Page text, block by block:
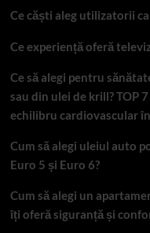
Ce căști aleg utilizatorii
Ce experiență oferă
Ce să alegi pentru
sau din ulei de krill? TOP
echilibru cardiovascular
Cum să alegi uleiul auto
Euro 5 și Euro 6?
Cum să alegi un
îți oferă siguranță și